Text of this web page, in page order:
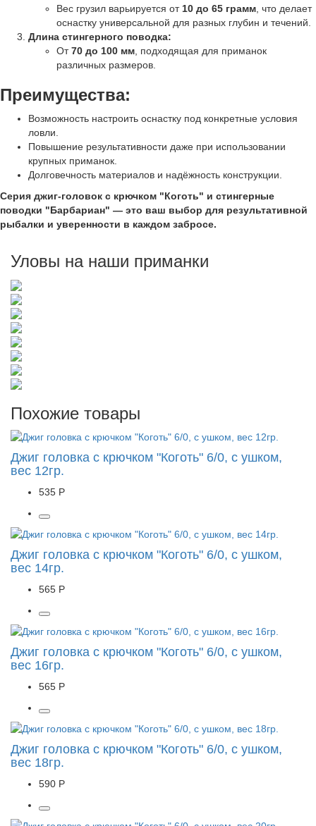
Вес грузил варьируется от 10 до 65 грамм , что делает
оснастку универсальной для разных глубин и течений.
Длина стингерного поводка:
От70 до 100 мм , подходящая для приманок
различных размеров.
Преимущества:
Возможность настроить оснастку под конкретные условия
ловли.
Повышение результативности даже при использовании
крупных приманок.
Долговечность материалов и надёжность конструкции.
Серия джиг-головок с крючком "Коготь" и стингерные
поводки "Барбариан" — это ваш выбор для результативной
рыбалки и уверенности в каждом забросе.
Уловы на наши приманки
Похожие товары
Джиг головка с крючком "Коготь" 6/0, с ушком,
вес 12гр.
535 Р
Джиг головка с крючком "Коготь" 6/0, с ушком,
вес 14гр.
565 Р
Джиг головка с крючком "Коготь" 6/0, с ушком,
вес 16гр.
565 Р
Джиг головка с крючком "Коготь" 6/0, с ушком,
вес 18гр.
590 Р